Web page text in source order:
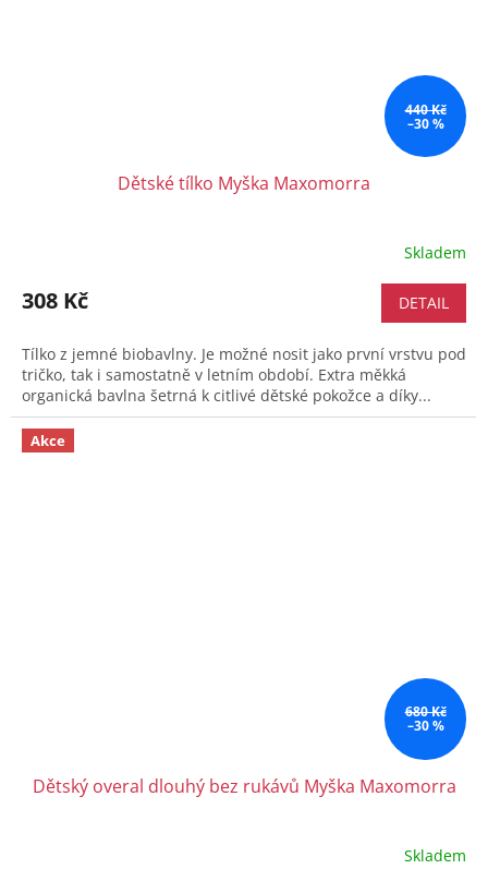
440 Kč
–30 %
Dětské tílko Myška Maxomorra
Skladem
308 Kč DETAIL
Tílko z jemné biobavlny. Je možné nosit jako první vrstvu pod
tričko, tak i samostatně v letním období. Extra měkká
organická bavlna šetrná k citlivé dětské pokožce a díky...
Akce
680 Kč
–30 %
Dětský overal dlouhý bez rukávů Myška Maxomorra
Skladem